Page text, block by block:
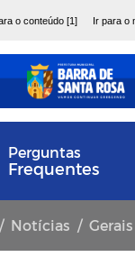
o conteúdo [1] Ir para o
Perguntas
Frequentes
Notícias Gerais